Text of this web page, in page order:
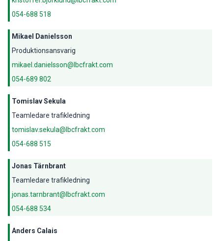
054-688 518
Mikael Danielsson
Produktionsansvarig
mikael.danielsson@lbcfrakt.com
054-689 802
Tomislav Sekula
Teamledare trafikledning
tomislav.sekula@lbcfrakt.com
054-688 515
Jonas Tärnbrant
Teamledare trafikledning
jonas.tarnbrant@lbcfrakt.com
054-688 534
Anders Calais